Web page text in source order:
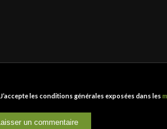
J’accepte les conditions générales exposées dans les